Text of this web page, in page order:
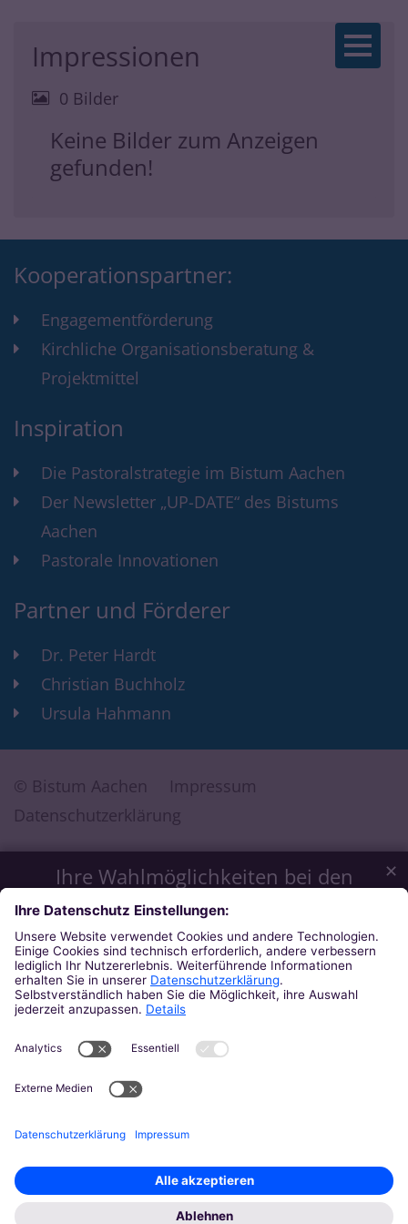
Ihre Wahlmöglichkeiten bei den
Einstellungen zum Datenschutz
Wir möchten Ihnen ein optimales Webseiten-Erlebnis bieten.
Dazu verwenden wir Cookies, die für das Funktionieren
unserer Website notwendig sind. Mit Ihrer Zustimmung
verwenden wir auch Cookies und andere Technologien, die
zur Anzeige externer Inhalte (Videos über Youtube, Audios
über Soundcloud, Karten über MapTiler ...) oder zu
selbst entscheiden, welche Kategorien Sie zulassen möchten.
Bitte beachten Sie, dass auf Basis Ihrer Einstellungen
womöglich nicht mehr alle Funktionalitäten der Seite zur
Verfügung stehen. Weitere Informationen und die Möglichkeit
Datenschutzerklärung.
Notwendig
✕
Datenschutzerklärung
Impressionen
0 Bilder
Keine Bilder zum Anzeigen
gefunden!
Kooperationspartner:
Engagementförderung
Kirchliche Organisationsberatung &
Projektmittel
Inspiration
Die Pastoralstrategie im Bistum Aachen
Der Newsletter „UP-DATE“ des Bistums
Aachen
Pastorale Innovationen
Partner und Förderer
Dr. Peter Hardt
Christian Buchholz
Ursula Hahmann
© Bistum Aachen
Impressum
Datenschutzerklärung